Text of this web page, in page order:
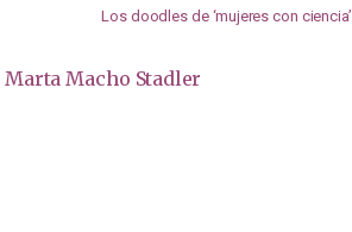
Los doodles de ‘mujeres con ciencia’
Marta Macho Stadler